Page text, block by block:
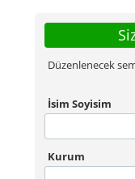
Düzenlenecek
İsim Soyisim
Kurum